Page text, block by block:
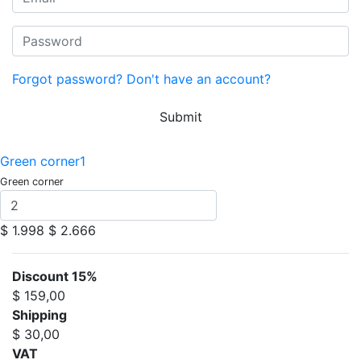
Forgot password? Don't have an account?
Submit
Green corner1
Green corner
$ 1.998 $ 2.666
Discount 15%
$ 159,00
Shipping
$ 30,00
VAT